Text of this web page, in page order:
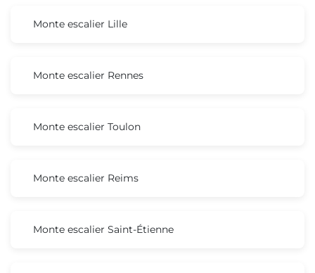
Monte escalier Lille
Monte escalier Rennes
Monte escalier Toulon
Monte escalier Reims
Monte escalier Saint-Étienne